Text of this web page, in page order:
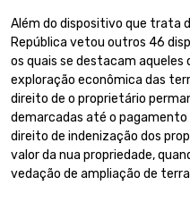
Além do dispositivo que trata
República vetou outros 46
os quais se destacam
exploração econômica das
direito de o proprietário
demarcadas até o
direito de indenização dos
valor da nua propriedade,
vedação de ampliação de